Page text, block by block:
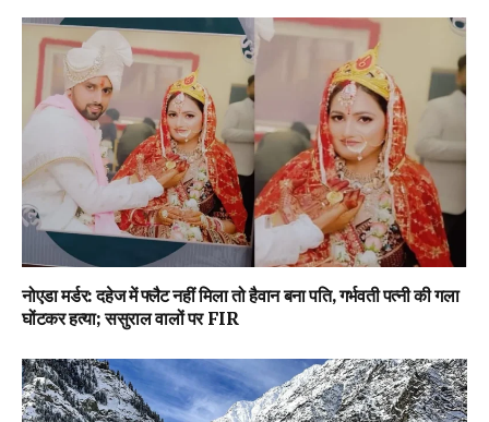
नोएडा मर्डर: दहेज में फ्लैट नहीं मिला तो हैवान बना पति, गर्भवती पत्नी की गला
घोंटकर हत्या; ससुराल वालों पर FIR